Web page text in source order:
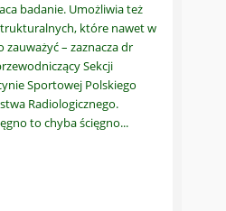
badanie. Umożliwia też
które nawet w
– zaznacza dr
Sekcji
Sportowej Polskiego
Radiologicznego.
to chyba ścięgno